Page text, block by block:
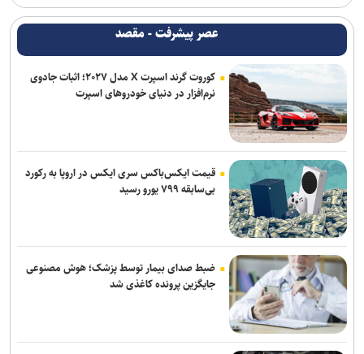
عصر پیشرفت - مقصد
کوروت گرند اسپرت X مدل ۲۰۲۷؛ اثبات جادوی
نرم‌افزار در دنیای خودروهای اسپرت
قیمت ایکس‌باکس سری ایکس در اروپا به رکورد
بی‌سابقه ۷۹۹ یورو رسید
ضبط صدای بیمار توسط پزشک؛ هوش مصنوعی
جایگزین پرونده کاغذی شد